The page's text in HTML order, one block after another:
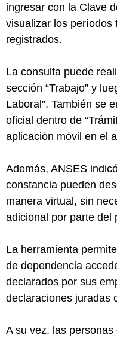
ingresar con la Clave
visualizar los períodos
registrados.
La consulta puede
sección “Trabajo” y
Laboral”. También se
oficial dentro de
aplicación móvil en el
Además, ANSES
constancia pueden
manera virtual, sin
adicional por parte del
La herramienta
de dependencia
declarados por sus
declaraciones juradas
A su vez, las